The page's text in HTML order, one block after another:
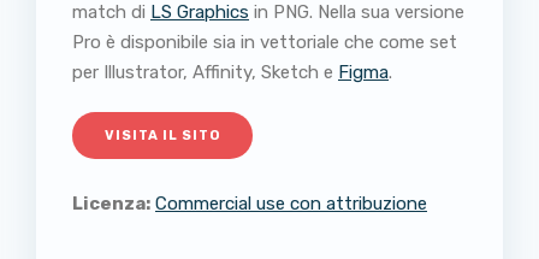
match di LS Graphics in PNG. Nella sua versione
Pro è disponibile sia in vettoriale che come set
per Illustrator, Affinity, Sketch e Figma.
VISITA IL SITO
Licenza: Commercial use con attribuzione